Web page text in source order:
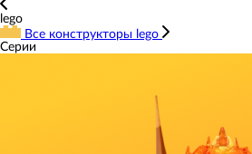
lego
Все конструкторы lego
Серии